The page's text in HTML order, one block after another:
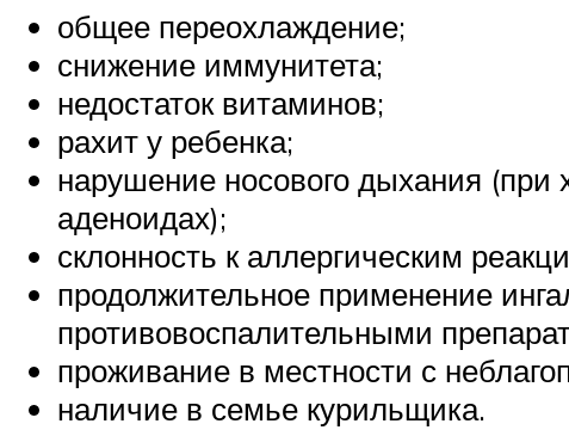
общее переохлаждение;
снижение иммунитета;
недостаток витаминов;
рахит у ребенка;
нарушение носового дыхания (при
аденоидах);
склонность к аллергическим
продолжительное применение
противовоспалительными
проживание в местности с
наличие в семье курильщика.